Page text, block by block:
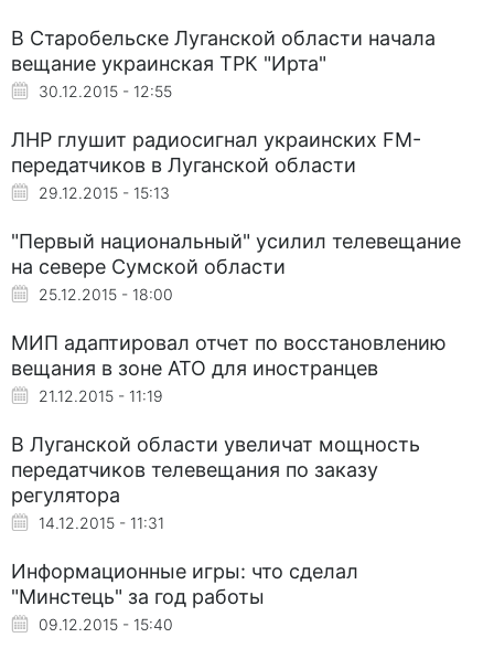
В Старобельске Луганской области начала
вещание украинская ТРК "Ирта"
30.12.2015 - 12:55
ЛНР глушит радиосигнал украинских FM-
передатчиков в Луганской области
29.12.2015 - 15:13
"Первый национальный" усилил телевещание
на севере Сумской области
25.12.2015 - 18:00
МИП адаптировал отчет по восстановлению
вещания в зоне АТО для иностранцев
21.12.2015 - 11:19
В Луганской области увеличат мощность
передатчиков телевещания по заказу
регулятора
14.12.2015 - 11:31
Информационные игры: что сделал
"Минстець" за год работы
09.12.2015 - 15:40